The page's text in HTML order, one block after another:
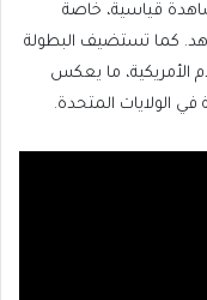
قياسية، خاصة
تجاوزت 27 مليون مشاهد. كما تستضيف البطولة
الأمريكية، ما يعكس
في الولايات المتحدة.